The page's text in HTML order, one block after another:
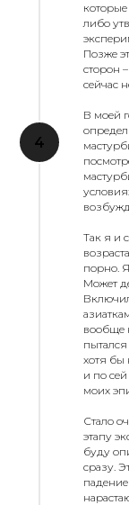
либо
Позже
сторон
сейчас
В моей
Так я и
порно.
Может
вообще
хотя бы
и по
моих
Стало
этапу
буду
сразу.